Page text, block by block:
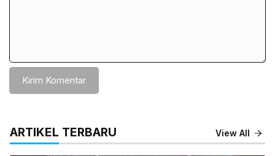
ARTIKEL TERBARU View All